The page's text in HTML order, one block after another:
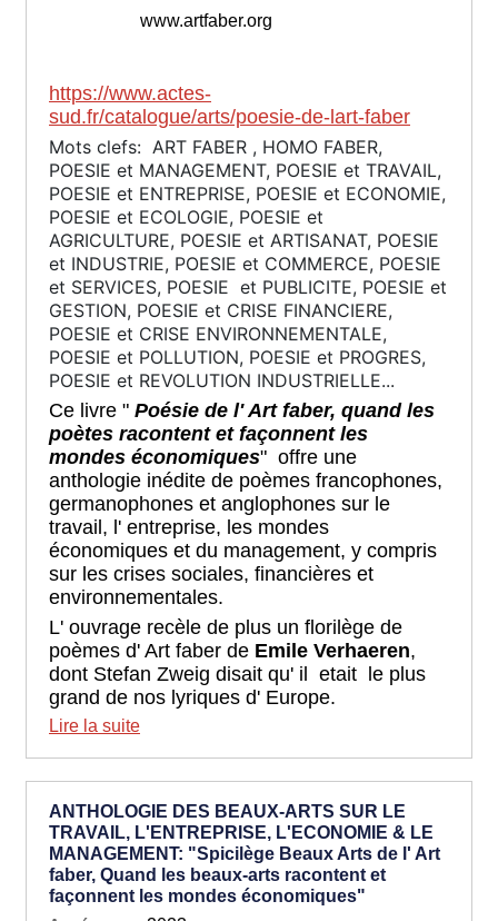
www.artfaber.org
https://www.actes-
sud.fr/catalogue/arts/poesie-de-lart-faber
Mots clefs: ART FABER , HOMO FABER,
POESIE et MANAGEMENT, POESIE et TRAVAIL,
POESIE et ENTREPRISE, POESIE et ECONOMIE,
POESIE et ECOLOGIE, POESIE et
AGRICULTURE, POESIE et ARTISANAT, POESIE
et INDUSTRIE, POESIE et COMMERCE, POESIE
et SERVICES, POESIE et PUBLICITE, POESIE et
GESTION, POESIE et CRISE FINANCIERE,
POESIE et CRISE ENVIRONNEMENTALE,
POESIE et POLLUTION, POESIE et PROGRES,
POESIE et REVOLUTION INDUSTRIELLE...
Ce livre " Poésie de l' Art faber, quand les
poètes racontent et façonnent les
mondes économiques" offre une
anthologie inédite de poèmes francophones,
germanophones et anglophones sur le
travail, l' entreprise, les mondes
économiques et du management, y compris
sur les crises sociales, financières et
environnementales.
L' ouvrage recèle de plus un florilège de
poèmes d' Art faber de Emile Verhaeren,
dont Stefan Zweig disait qu' il etait le plus
grand de nos lyriques d' Europe.
Lire la suite
ANTHOLOGIE DES BEAUX-ARTS SUR LE
TRAVAIL, L'ENTREPRISE, L'ECONOMIE & LE
MANAGEMENT: "Spicilège Beaux Arts de l' Art
faber, Quand les beaux-arts racontent et
façonnent les mondes économiques"